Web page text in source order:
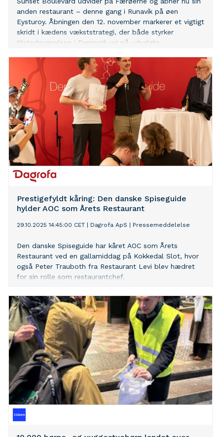
anden restaurant – denne gang i Runavík på øen
Eysturoy. Åbningen den 12. november markerer et vigtigt
skridt i kædens vækststrategi, der både styrker
tilstedeværelsen i Danmark og på udvalgte
Prestigefyldt kåring: Den danske Spiseguide
hylder AOC som Årets Restaurant
29.10.2025 14:45:00 CET Dagrofa ApS Pressemeddelelse
Den danske Spiseguide har kåret AOC som Årets
Restaurant ved en gallamiddag på Kokkedal Slot, hvor
også Peter Trauboth fra Restaurant Levi blev hædret
for sin rolle som restaurantchef.